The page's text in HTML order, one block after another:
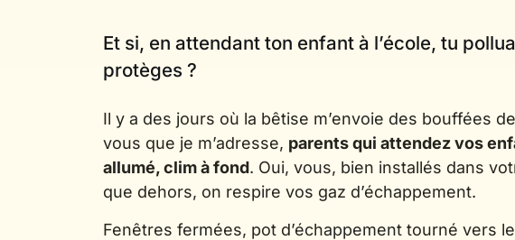
Et si, en attendant ton enfant à l’école, tu
protèges ?
Il y a des jours où la bêtise m’envoie des bouffées
vous que je m’adresse, parents qui attendez vos
allumé, clim à fond. Oui, vous, bien installés dans
que dehors, on respire vos gaz d’échappement.
Fenêtres fermées, pot d’échappement tourné vers